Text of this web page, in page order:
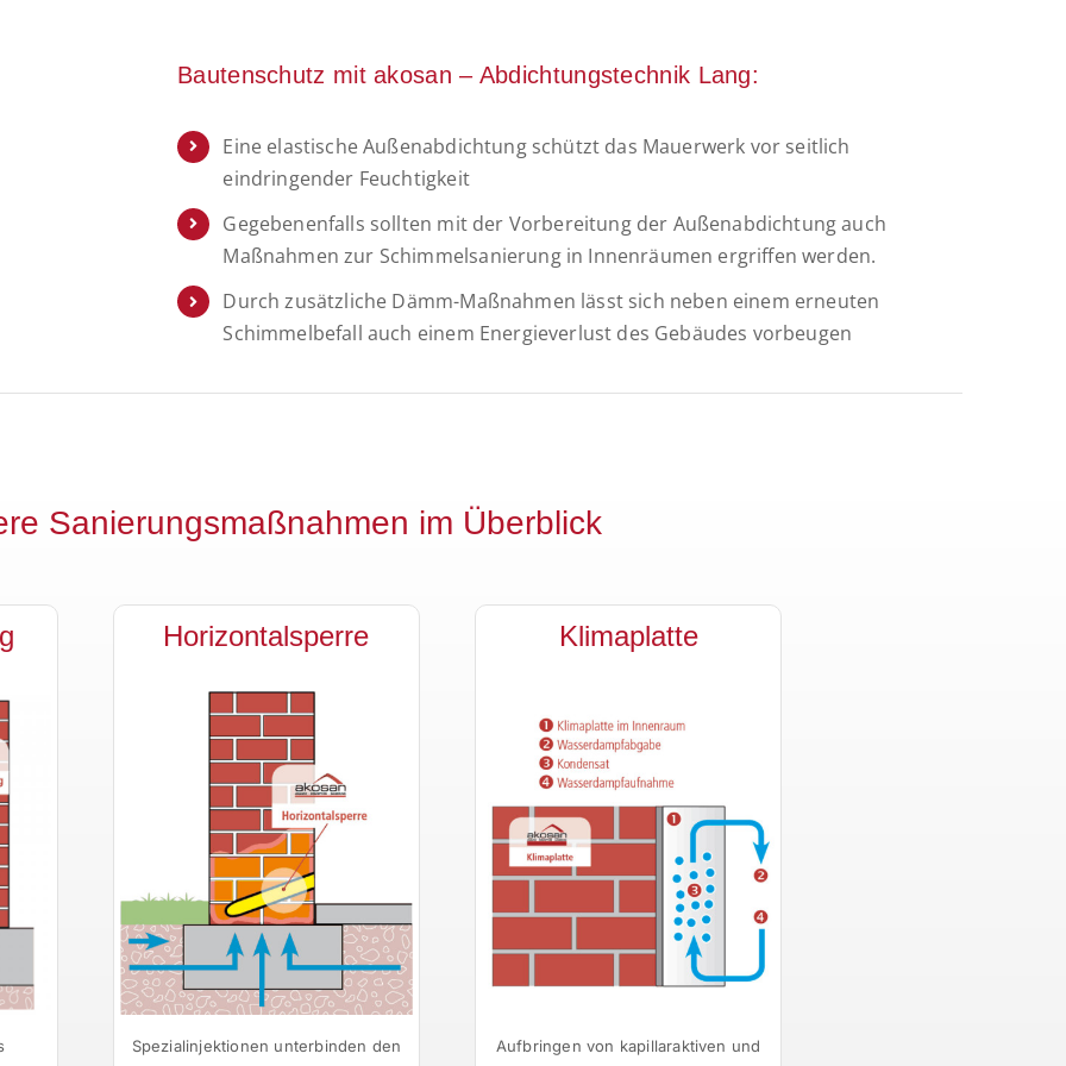
Bautenschutz mit akosan – Abdichtungstechnik Lang:
Eine elastische Außenabdichtung schützt das Mauerwerk vor seitlich
eindringender Feuchtigkeit
Gegebenenfalls sollten mit der Vorbereitung der Außenabdichtung auch
Maßnahmen zur Schimmelsanierung in Innenräumen ergriffen werden.
Durch zusätzliche Dämm-Maßnahmen lässt sich neben einem erneuten
Schimmelbefall auch einem Energieverlust des Gebäudes vorbeugen
Sanierungsmaßnahmen im Überblick
Horizontalsperre
Spezialinjektionen unterbinden den
Klimaplatte
Aufbringen von kapillaraktiven und